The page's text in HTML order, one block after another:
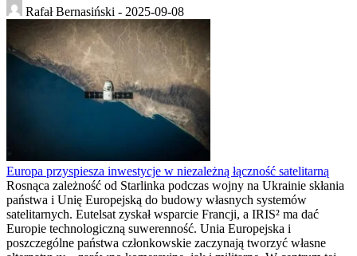
Rafał Bernasiński - 2025-09-08
Europa przyspiesza inwestycje w niezależną łączność satelitarną
Rosnąca zależność od Starlinka podczas wojny na Ukrainie skłania
państwa i Unię Europejską do budowy własnych systemów
satelitarnych. Eutelsat zyskał wsparcie Francji, a IRIS² ma dać
Europie technologiczną suwerenność. Unia Europejska i
poszczególne państwa członkowskie zaczynają tworzyć własne